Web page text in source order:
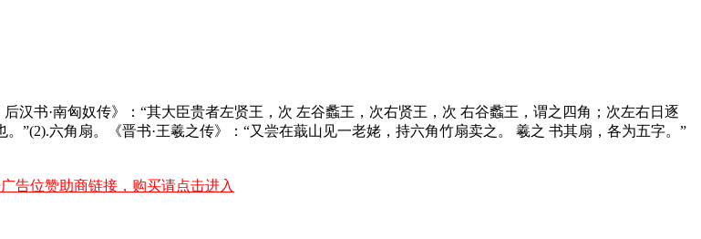
汉书·南匈奴传》：“其大臣贵者左贤王，次 左谷蠡王，次右贤王，次 右谷蠡王，谓之四角；次左右日逐
”(2).六角扇。《晋书·王羲之传》：“又尝在蕺山见一老姥，持六角竹扇卖之。 羲之 书其扇，各为五字。”
告位赞助商链接，购买请点击进入